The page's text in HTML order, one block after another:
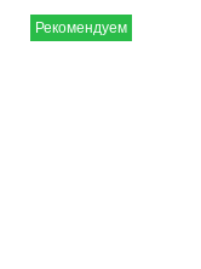
Рекомендуем